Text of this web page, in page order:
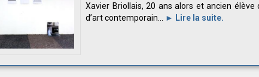
Xavier Briollais, 20 ans alors et ancien élève
d’art contemporain...
► Lire la suite.